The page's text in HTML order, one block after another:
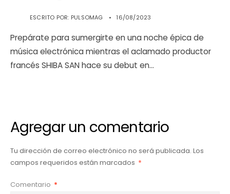
ESCRITO POR: PULSOMAG • 16/08/2023
Prepárate para sumergirte en una noche épica de
música electrónica mientras el aclamado productor
francés SHIBA SAN hace su debut en...
Agregar un comentario
Tu dirección de correo electrónico no será publicada. Los
campos requeridos están marcados *
Comentario *